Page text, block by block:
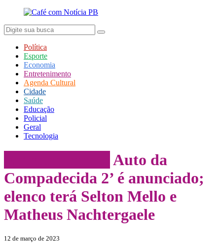
Política
Esporte
Economia
Entretenimento
Agenda Cultural
Cidade
Saúde
Educação
Policial
Geral
Tecnologia
Auto da
Compadecida 2’ é anunciado;
elenco terá Selton Mello e
Matheus Nachtergaele
12 de março de 2023